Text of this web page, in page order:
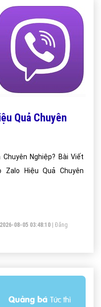
Quả Chuyên
Nghiệp? Bài Viết
Zalo Hiệu Quả Chuyên
2026-08-05 03:48:10
Đăng